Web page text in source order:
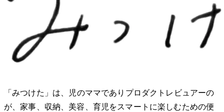
「みつけた」は、2児のママでありプロダクトレビュアーのMio
が、家事、収納、美容、育児をスマートに楽しむための便